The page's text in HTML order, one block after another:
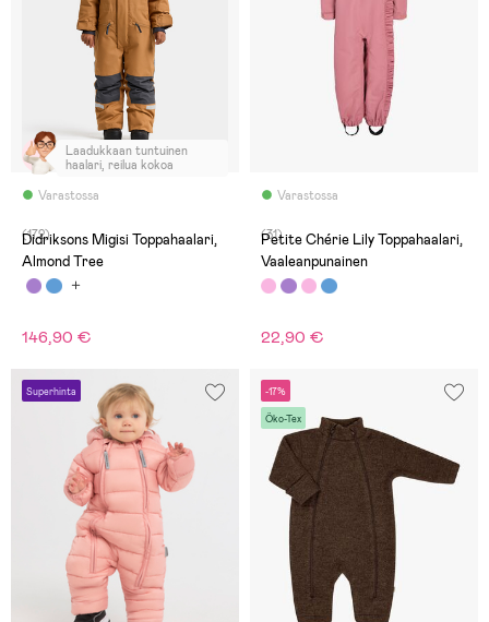
Varastossa
Laadukkaan tuntuinen
haalari, reilua kokoa
(172)
Didriksons Migisi Toppahaalari,
Almond Tree
146,90 €
Varastossa
(31)
Petite Chérie Lily Toppahaalari,
Vaaleanpunainen
22,90 €
Superhinta -17%
Öko-Tex